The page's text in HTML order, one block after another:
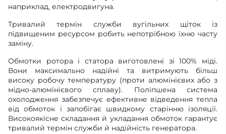
наприклад, електродвигуна.
Тривалий термін служби вугільних щіток із
підвищеним ресурсом робить непотрібною їхню часту
заміну.
Обмотки ротора і статора виготовлені зі 100% міді.
Вони максимально надійні та витримують більш
високу робочу температуру (проти алюмінієвих або з
мідно-алюмінієвого сплаву). Поліпшена система
охолодження забезпечує ефективне відведення тепла
від обмоток і запобігає швидкому старінню ізоляції.
Високоякісне складання й укладання обмоток гарантує
тривалий термін служби й надійність генератора.